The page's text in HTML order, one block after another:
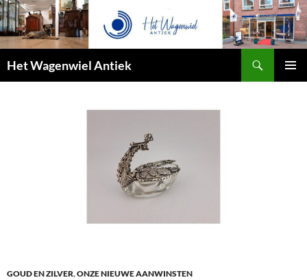
Het Wagenwiel Antiek
GOUD EN ZILVER,ONZE NIEUWE AANWINSTEN